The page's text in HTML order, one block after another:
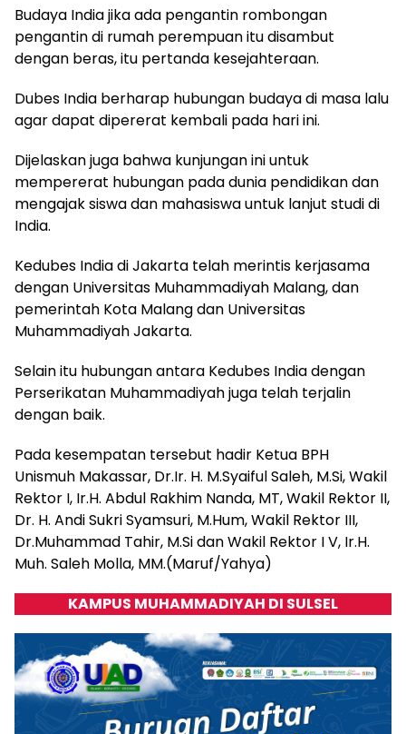
Budaya India jika ada pengantin rombongan
pengantin di rumah perempuan itu disambut
dengan beras, itu pertanda kesejahteraan.
Dubes India berharap hubungan budaya di masa lalu
agar dapat dipererat kembali pada hari ini.
Dijelaskan juga bahwa kunjungan ini untuk
mempererat hubungan pada dunia pendidikan dan
mengajak siswa dan mahasiswa untuk lanjut studi di
India.
Kedubes India di Jakarta telah merintis kerjasama
dengan Universitas Muhammadiyah Malang, dan
pemerintah Kota Malang dan Universitas
Muhammadiyah Jakarta.
Selain itu hubungan antara Kedubes India dengan
Perserikatan Muhammadiyah juga telah terjalin
dengan baik.
Pada kesempatan tersebut hadir Ketua BPH
Unismuh Makassar, Dr.Ir. H. M.Syaiful Saleh, M.Si, Wakil
Rektor I, Ir.H. Abdul Rakhim Nanda, MT, Wakil Rektor II,
Dr. H. Andi Sukri Syamsuri, M.Hum, Wakil Rektor III,
Dr.Muhammad Tahir, M.Si dan Wakil Rektor I V, Ir.H.
Muh. Saleh Molla, MM.(Maruf/Yahya)
KAMPUS MUHAMMADIYAH DI SULSEL